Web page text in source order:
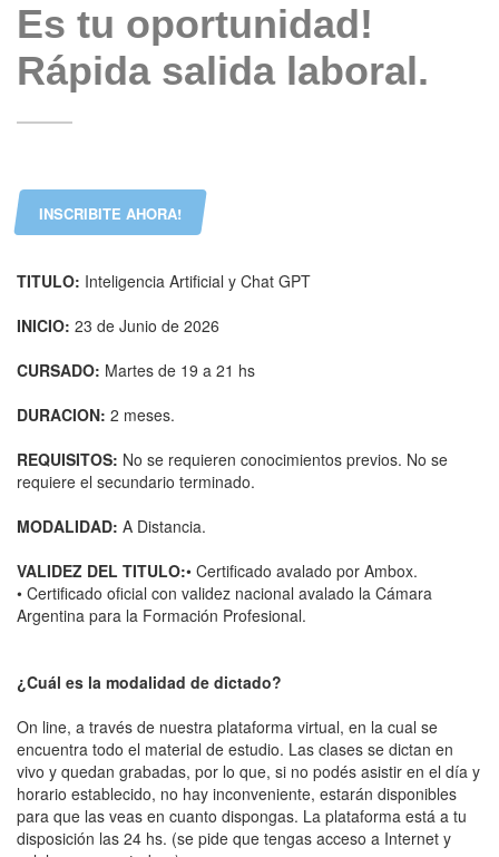
Es tu oportunidad!
Rápida salida laboral.
INSCRIBITE AHORA!
TITULO: Inteligencia Artificial y Chat GPT
INICIO: 23 de Junio de 2026
CURSADO: Martes de 19 a 21 hs
DURACION: 2 meses.
REQUISITOS: No se requieren conocimientos previos. No se
requiere el secundario terminado.
MODALIDAD: A Distancia.
VALIDEZ DEL TITULO:• Certificado avalado por Ambox.
• Certificado oficial con validez nacional avalado la Cámara
Argentina para la Formación Profesional.
¿Cuál es la modalidad de dictado?
On line, a través de nuestra plataforma virtual, en la cual se
encuentra todo el material de estudio. Las clases se dictan en
vivo y quedan grabadas, por lo que, si no podés asistir en el día y
horario establecido, no hay inconveniente, estarán disponibles
para que las veas en cuanto dispongas. La plataforma está a tu
disposición las 24 hs. (se pide que tengas acceso a Internet y